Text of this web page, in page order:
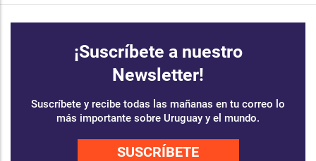
¡Suscríbete a nuestro
Newsletter!
Suscríbete y recibe todas las mañanas en tu correo lo
más importante sobre Uruguay y el mundo.
SUSCRÍBETE